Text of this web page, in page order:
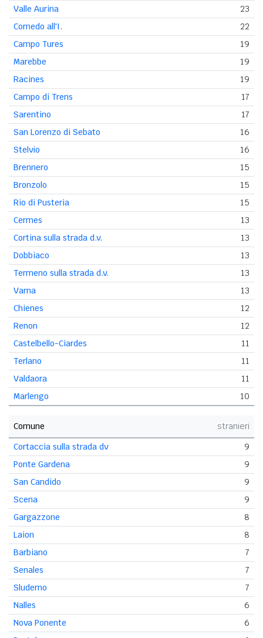
Valle Aurina
23
Cornedo all'I.
22
Campo Tures
19
Marebbe
19
Racines
19
Campo di Trens
17
Sarentino
17
San Lorenzo di Sebato
16
Stelvio
16
Brennero
15
Bronzolo
15
Rio di Pusteria
15
Cermes
13
Cortina sulla strada d.v.
13
Dobbiaco
13
Termeno sulla strada d.v.
13
Varna
13
Chienes
12
Renon
12
Castelbello-Ciardes
11
Terlano
11
Valdaora
11
Marlengo
10
Comune
stranieri
Cortaccia sulla strada dv
9
Ponte Gardena
9
San Candido
9
Scena
9
Gargazzone
8
Laion
8
Barbiano
7
Senales
7
Sluderno
7
Nalles
6
Nova Ponente
6